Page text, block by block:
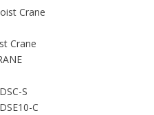
Crane
Crane
S
C